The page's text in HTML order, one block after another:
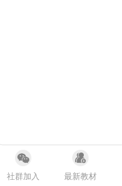
社群加入
最新教材